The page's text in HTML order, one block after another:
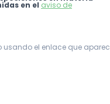
en el aviso de
usando el enlace que